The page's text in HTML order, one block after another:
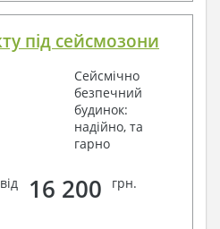
під сейсмозони
Сейсмічно
безпечний
будинок:
надійно, та
гарно
16 200 грн.